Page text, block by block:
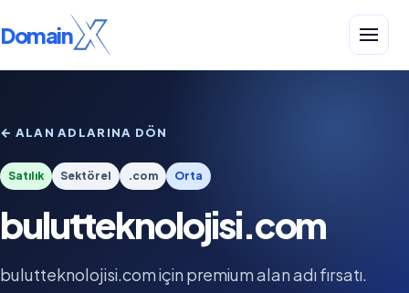
Domain
← ALAN ADLARINA DÖN
Satılık Sektörel .com Orta
bulutteknolojisi.com
bulutteknolojisi.com için premium alan adı fırsatı.